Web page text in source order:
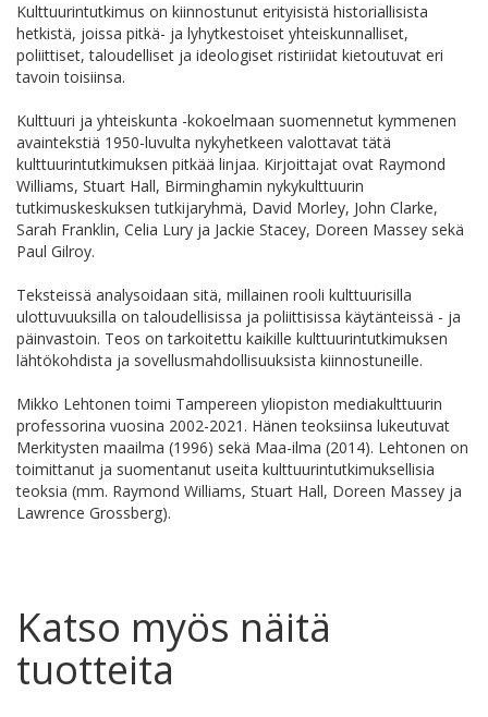
Kulttuurintutkimus on kiinnostunut erityisistä historiallisista
hetkistä, joissa pitkä- ja lyhytkestoiset yhteiskunnalliset,
poliittiset, taloudelliset ja ideologiset ristiriidat kietoutuvat eri
tavoin toisiinsa.
Kulttuuri ja yhteiskunta -kokoelmaan suomennetut kymmenen
avaintekstiä 1950-luvulta nykyhetkeen valottavat tätä
kulttuurintutkimuksen pitkää linjaa. Kirjoittajat ovat Raymond
Williams, Stuart Hall, Birminghamin nykykulttuurin
tutkimuskeskuksen tutkijaryhmä, David Morley, John Clarke,
Sarah Franklin, Celia Lury ja Jackie Stacey, Doreen Massey sekä
Paul Gilroy.
Teksteissä analysoidaan sitä, millainen rooli kulttuurisilla
ulottuvuuksilla on taloudellisissa ja poliittisissa käytänteissä - ja
päinvastoin. Teos on tarkoitettu kaikille kulttuurintutkimuksen
lähtökohdista ja sovellusmahdollisuuksista kiinnostuneille.
Mikko Lehtonen toimi Tampereen yliopiston mediakulttuurin
professorina vuosina 2002-2021. Hänen teoksiinsa lukeutuvat
Merkitysten maailma (1996) sekä Maa-ilma (2014). Lehtonen on
toimittanut ja suomentanut useita kulttuurintutkimuksellisia
teoksia (mm. Raymond Williams, Stuart Hall, Doreen Massey ja
Lawrence Grossberg).
Katso myös näitä
tuotteita